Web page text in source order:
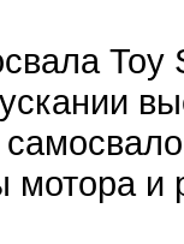
Toy
мотора